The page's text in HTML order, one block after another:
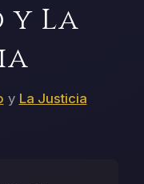
y La
y La Justicia